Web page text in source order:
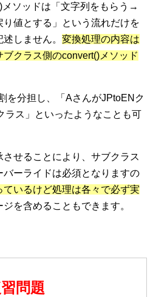
ソッドは「文字列をもらう→
値とする」という流れだけを
しません。 変換処理の内容は
クラス側のconvert()メソッド
を分担し、「AさんがJPtoENク
ラス」といったようなことも可
せることにより、サブクラス
ーライドは必須となりますの
ているけど処理は各々で必ず実
を含めることもできます。
問題